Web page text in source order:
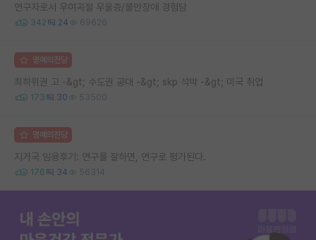
연구자로서 우여곡절 우울증/불안장애 경험담
342 24 69626
명예의전당
최하위권 고 -&gt; 수도권 공대 -&gt; skp 석박 -&gt; 미국 취업
173 30 53500
명예의전당
지거국 임용후기: 연구를 잘하면, 연구로 평가된다.
176 34 56314